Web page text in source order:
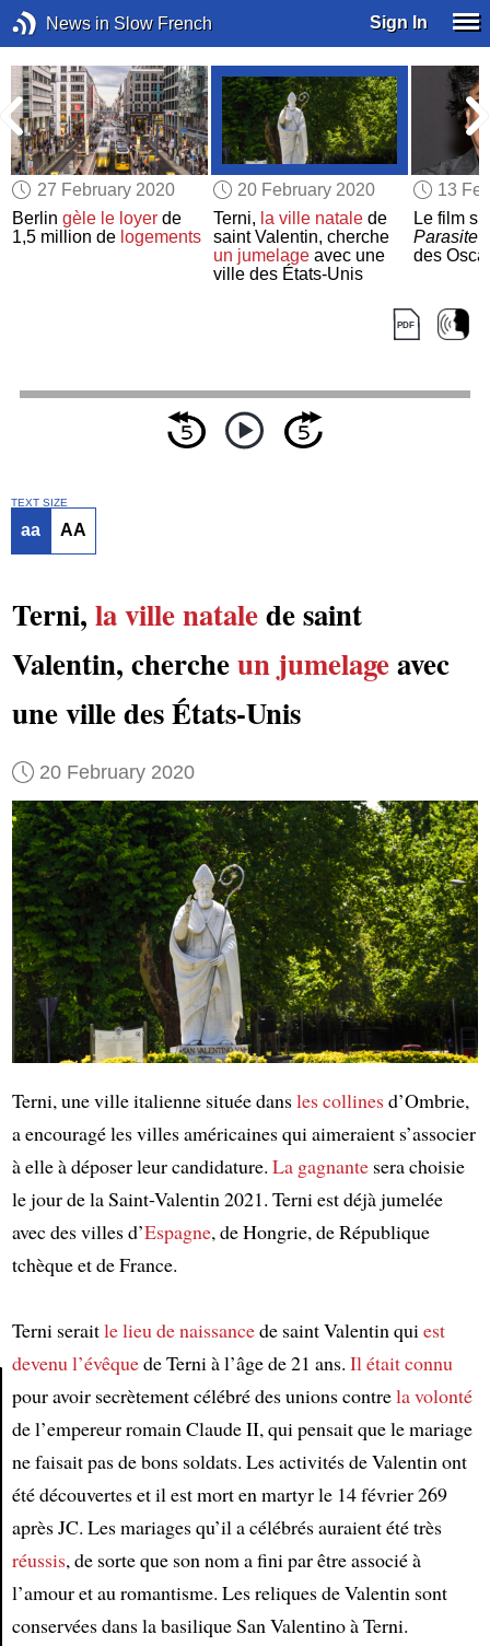
News in Slow French Sign In
27 February 2020
Berlingèle le loyer de
1,5 million de logements
20 February 2020
Terni, la ville natalede
saint Valentin, cherche
un jumelageavec une
ville des États-Unis
13
Le film
Parasite
des
Article
TEXT SIZE
aa AA
Terni, la ville natalede saint
Valentin, chercheun jumelageavec
une ville des États-Unis
20 February 2020
Terni, une ville italienne située dansles collinesd’Ombrie,
a encouragé les villes américaines qui aimeraient s’associer
à elle à déposer leur candidature. La gagnantesera choisie
le jour de la Saint-Valentin 2021. Terni est déjà jumelée
avec des villes d’Espagne, de Hongrie, de République
tchèque et de France.
Terni seraitle lieu de naissancede saint Valentin qui est
devenu l’évêquede Terni à l’âge de 21 ans. Il était connu
pour avoir secrètement célébré des unions contrela volonté
de l’empereur romain Claude II, qui pensait que le mariage
ne faisait pas de bons soldats. Les activités de Valentin ont
été découvertes et il est mort en martyr le 14 février 269
après JC. Les mariages qu’il a célébrés auraient été très
réussis, de sorte que son nom a fini par être associé à
l’amour et au romantisme. Les reliques de Valentin sont
conservées dans la basilique San Valentino à Terni.